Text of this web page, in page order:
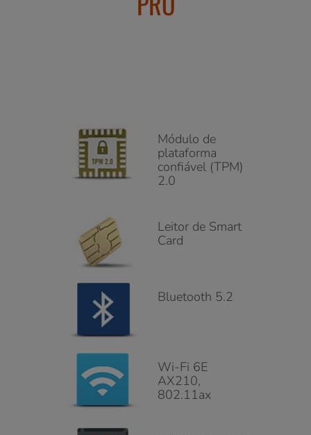
Módulo de
plataforma
confiável (TPM)
2.0
Leitor de Smart
Card
Bluetooth 5.2
Wi-Fi 6E
AX210,
802.11ax